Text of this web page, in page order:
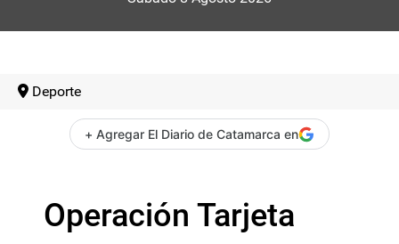
Deporte
+ Agregar El Diario de Catamarca en
Operación Tarjeta